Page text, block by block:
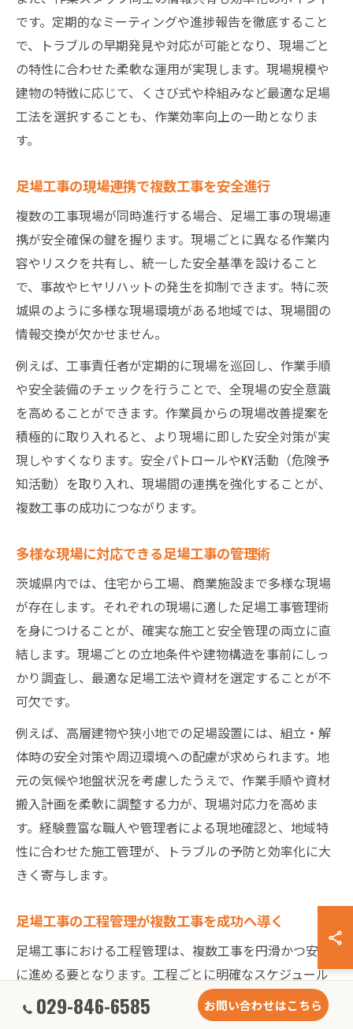
です。定期的なミーティングや進捗報告を徹底すること
で、トラブルの早期発見や対応が可能となり、現場ごと
の特性に合わせた柔軟な運用が実現します。現場規模や
建物の特徴に応じて、くさび式や枠組みなど最適な足場
工法を選択することも、作業効率向上の一助となりま
す。
足場工事の現場連携で複数工事を安全進行
複数の工事現場が同時進行する場合、足場工事の現場連
携が安全確保の鍵を握ります。現場ごとに異なる作業内
容やリスクを共有し、統一した安全基準を設けること
で、事故やヒヤリハットの発生を抑制できます。特に茨
城県のように多様な現場環境がある地域では、現場間の
情報交換が欠かせません。
例えば、工事責任者が定期的に現場を巡回し、作業手順
や安全装備のチェックを行うことで、全現場の安全意識
を高めることができます。作業員からの現場改善提案を
積極的に取り入れると、より現場に即した安全対策が実
現しやすくなります。安全パトロールやKY活動（危険予
知活動）を取り入れ、現場間の連携を強化することが、
複数工事の成功につながります。
多様な現場に対応できる足場工事の管理術
茨城県内では、住宅から工場、商業施設まで多様な現場
が存在します。それぞれの現場に適した足場工事管理術
を身につけることが、確実な施工と安全管理の両立に直
結します。現場ごとの立地条件や建物構造を事前にしっ
かり調査し、最適な足場工法や資材を選定することが不
可欠です。
例えば、高層建物や狭小地での足場設置には、組立・解
体時の安全対策や周辺環境への配慮が求められます。地
元の気候や地盤状況を考慮したうえで、作業手順や資材
搬入計画を柔軟に調整する力が、現場対応力を高めま
す。経験豊富な職人や管理者による現地確認と、地域特
性に合わせた施工管理が、トラブルの予防と効率化に大
きく寄与します。
足場工事の工程管理が複数工事を成功へ導く
足場工事における工程管理は、複数工事を円滑かつ安全
に進める要となります。工程ごとに明確なスケジュール
を設定し、各作業の進捗を適切に把握することで、遅延
や工程間の干渉を防ぐことが可能です。茨城県のように
029-846-6585 お問い合わせはこちら